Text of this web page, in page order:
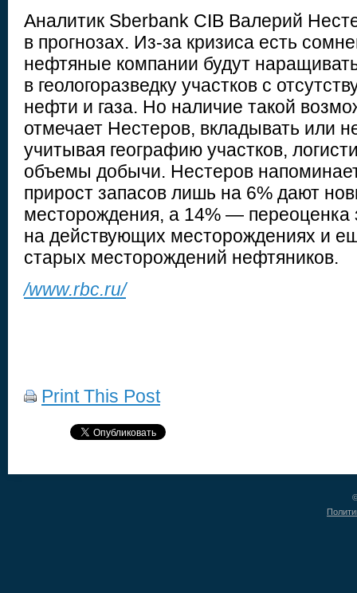
Аналитик Sberbank CIB Валерий
в прогнозах. Из-за кризиса есть
нефтяные компании будут
в геологоразведку участков с
нефти и газа. Но наличие такой
отмечает Нестеров, вкладывать или
учитывая географию участков,
объемы добычи. Нестеров
прирост запасов лишь на 6% дают
месторождения, а 14% — переоценка
на действующих месторождениях и
старых месторождений нефтяников.
/www.rbc.ru/
Print This Post